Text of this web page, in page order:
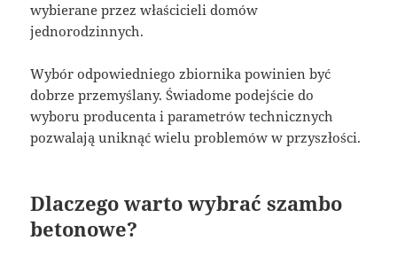
wybierane przez właścicieli domów
jednorodzinnych.
Wybór odpowiedniego zbiornika powinien być
dobrze przemyślany. Świadome podejście do
wyboru producenta i parametrów technicznych
pozwalają uniknąć wielu problemów w przyszłości.
Dlaczego warto wybrać szambo
betonowe?